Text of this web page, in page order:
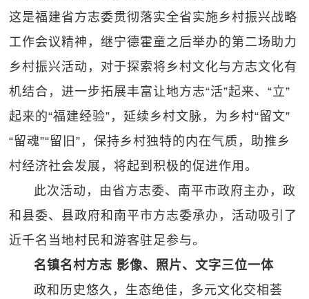
这是福建省方志委贯彻落实全省实施乡村振兴战略
工作会议精神，继宁德霍童之后举办的第二场助力
乡村振兴活动，对于探索将乡村文化与方志文化有
机结合，进一步拓展丰富让地方志“活”起来、“立”
起来的“福建经验”，延续乡村文脉，为乡村“留文”
“留魂”“留旧”，保持乡村独特的内在气质，助推乡
村经济社会发展，将起到积极的促进作用。
此次活动，由省方志委、南平市政府主办，政
和县委、县政府和南平市方志委承办，活动吸引了
近千名当地村民和游客驻足参与。
名镇名村方志 影像、照片、文字三位一体
政和历史悠久，生态绝佳，多元文化交相荟